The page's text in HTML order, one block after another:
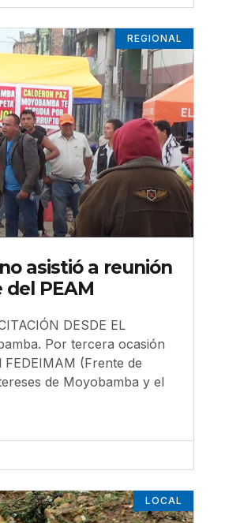
REGIONAL
asistió a reunión
PEAM
DESDE EL
Por tercera ocasión
FEDEIMAM (Frente de
de Moyobamba y el
LOCAL